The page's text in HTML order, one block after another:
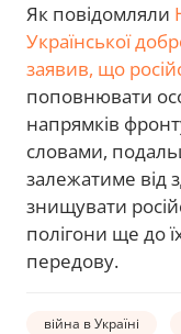
Як повідомляли
Української
заявив, що
поповнювати
напрямків
словами,
залежатиме від
знищувати
полігони ще до
передову.
війна в Україні